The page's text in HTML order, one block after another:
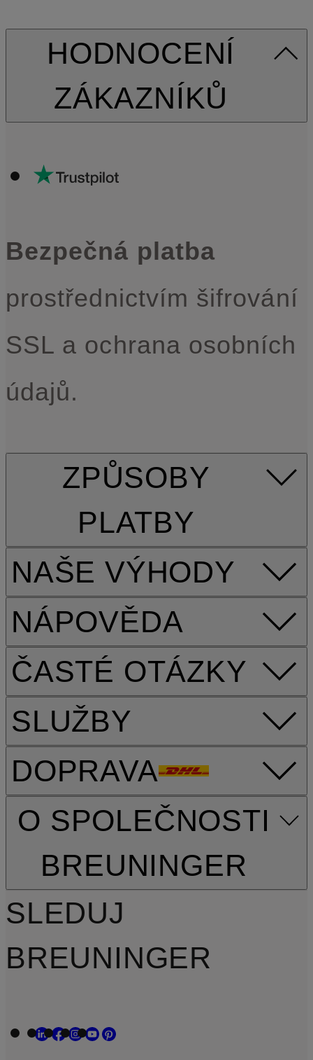
NÁPOVĚDA
ČASTÉ OTÁZKY
SLUŽBY
DOPRAVA
HODNOCENÍ
ZÁKAZNÍKŮ
Bezpečná platba
prostřednictvím šifrování
SSL a ochrana osobních
údajů.
ZPŮSOBY
PLATBY
NAŠE VÝHODY
O SPOLEČNOSTI
BREUNINGER
SLEDUJ
BREUNINGER